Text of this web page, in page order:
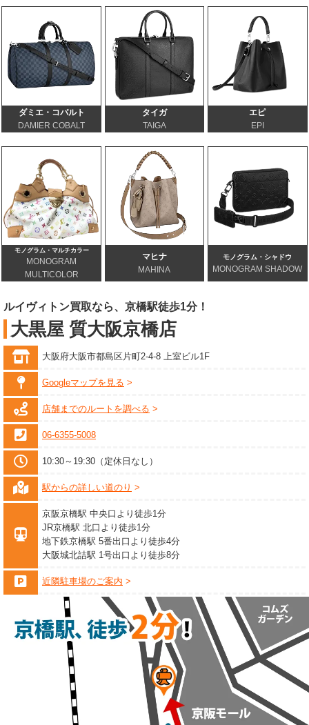
ダミエ・コバルト
DAMIER COBALT
タイガ
TAIGA
エピ
EPI
モノグラム・マルチカラー
MONOGRAM
MULTICOLOR
マヒナ
MAHINA
モノグラム・シャドウ
MONOGRAM SHADOW
ルイヴィトン買取なら、京橋駅徒歩1分！
大黒屋 質大阪京橋店
大阪府大阪市都島区片町2-4-8 上室ビル1F
Googleマップを見る
店舗までのルートを調べる
06-6355-5008
10:30～19:30（定休日なし）
駅からの詳しい道のり
京阪京橋駅 中央口より徒歩1分
JR京橋駅 北口より徒歩1分
地下鉄京橋駅 5番出口より徒歩4分
大阪城北詰駅 1号出口より徒歩8分
近隣駐車場のご案内